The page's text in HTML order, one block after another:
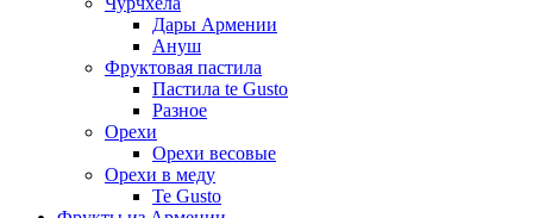
Дары Армении
Ануш
Фруктовая пастила
Пастила te Gusto
Разное
Орехи
Орехи весовые
Орехи в меду
Te Gusto